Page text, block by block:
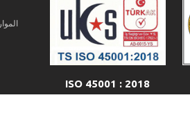
ISO 45001 : 2018